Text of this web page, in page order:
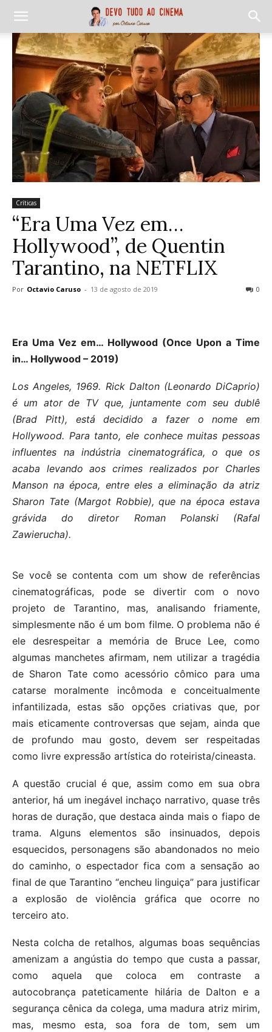
Críticas
“Era Uma Vez em…
Hollywood”, de Quentin
Tarantino, na NETFLIX
Por Octavio Caruso - 13 de agosto de 2019 0
Era Uma Vez em… Hollywood (Once Upon a Time
in… Hollywood – 2019)
Los Angeles, 1969. Rick Dalton (Leonardo DiCaprio)
é um ator de TV que, juntamente com seu dublê
(Brad Pitt), está decidido a fazer o nome em
Hollywood. Para tanto, ele conhece muitas pessoas
influentes na indústria cinematográfica, o que os
acaba levando aos crimes realizados por Charles
Manson na época, entre eles a eliminação da atriz
Sharon Tate (Margot Robbie), que na época estava
grávida do diretor Roman Polanski (Rafal
Zawierucha).
Se você se contenta com um show de referências
cinematográficas, pode se divertir com o novo
projeto de Tarantino, mas, analisando friamente,
simplesmente não é um bom filme. O problema não é
ele desrespeitar a memória de Bruce Lee, como
algumas manchetes afirmam, nem utilizar a tragédia
de Sharon Tate como acessório cômico para uma
catarse moralmente incômoda e conceitualmente
infantilizada, estas são opções criativas que, por
mais eticamente controversas que sejam, ainda que
de profundo mau gosto, devem ser respeitadas
como livre expressão artística do roteirista/cineasta.
A questão crucial é que, assim como em sua obra
anterior, há um inegável inchaço narrativo, quase três
horas de duração, que destaca ainda mais o fiapo de
trama. Alguns elementos são insinuados, depois
esquecidos, personagens são abandonados no meio
do caminho, o espectador fica com a sensação ao
final de que Tarantino “encheu linguiça” para justificar
a explosão de violência gráfica que ocorre no
terceiro ato.
Nesta colcha de retalhos, algumas boas sequências
amenizam a angústia do tempo que custa a passar,
como aquela que coloca em contraste a
autocobrança pateticamente hilária de Dalton e a
segurança cênica da colega, uma madura atriz mirim,
mas, mesmo esta, soa fora de tom, sem um